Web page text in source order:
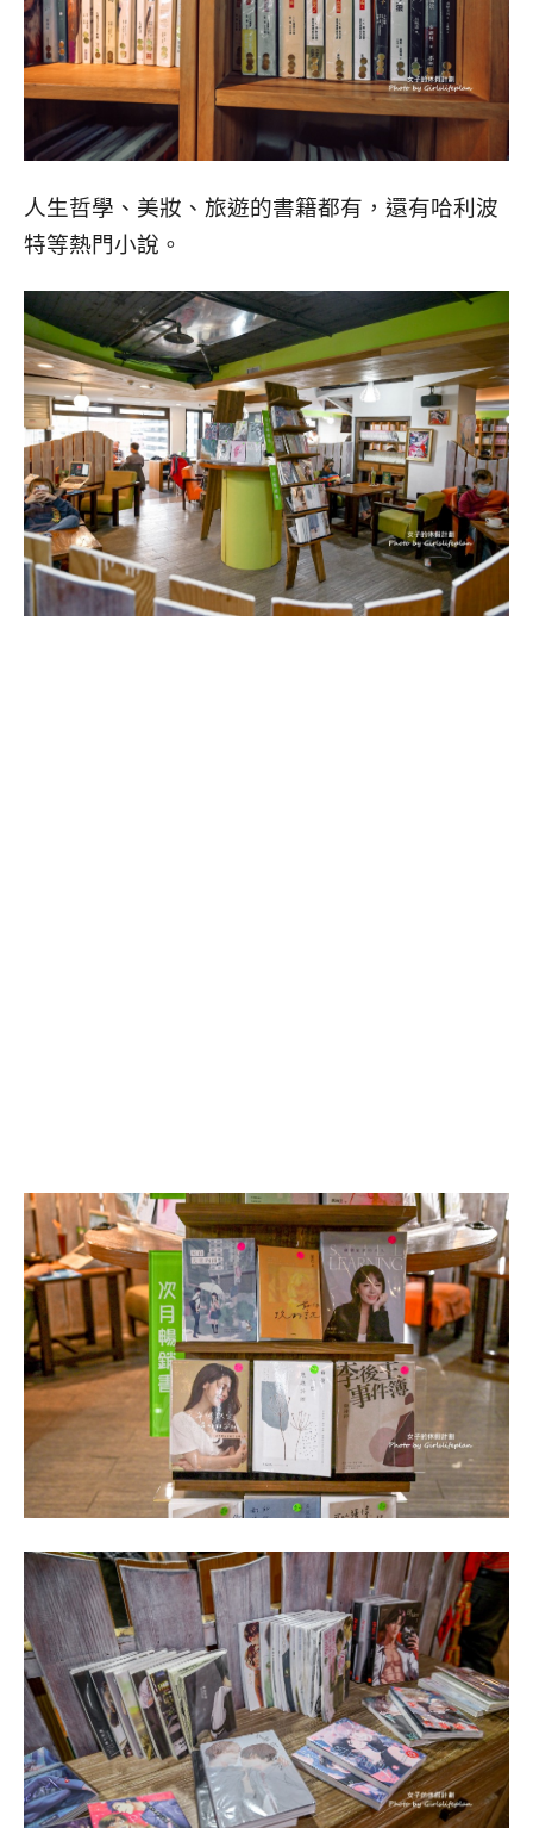
人生哲學、美妝、旅遊的書籍都有，還有哈利波
特等熱門小說。